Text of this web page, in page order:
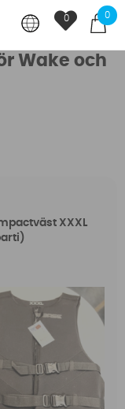
0
0
Wake och
XXXL